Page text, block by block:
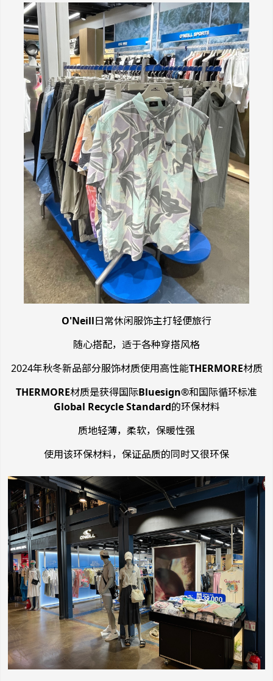
O'Neill日常休闲服饰主打轻便旅行
随心搭配，适于各种穿搭风格
2024年秋冬新品部分服饰材质使用高性能THERMORE材质
THERMORE材质是获得国际Bluesign®和国际循环标准
Global Recycle Standard的环保材料
质地轻薄，柔软，保暖性强
使用该环保材料，保证品质的同时又很环保